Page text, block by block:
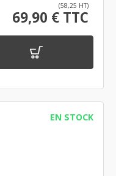
(58,25 HT)
69,90 € TTC
EN STOCK